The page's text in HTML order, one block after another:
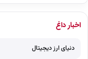
اخبار داغ
دنیای ارز دیجیتال